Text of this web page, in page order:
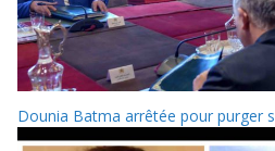
Dounia Batma arrêtée pour purger